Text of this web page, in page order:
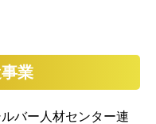
業
バー人材センター連